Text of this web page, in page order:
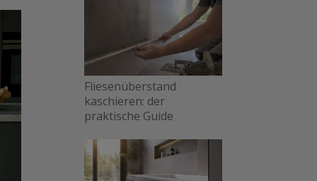
Fliesenüberstand
kaschieren: der
praktische Guide